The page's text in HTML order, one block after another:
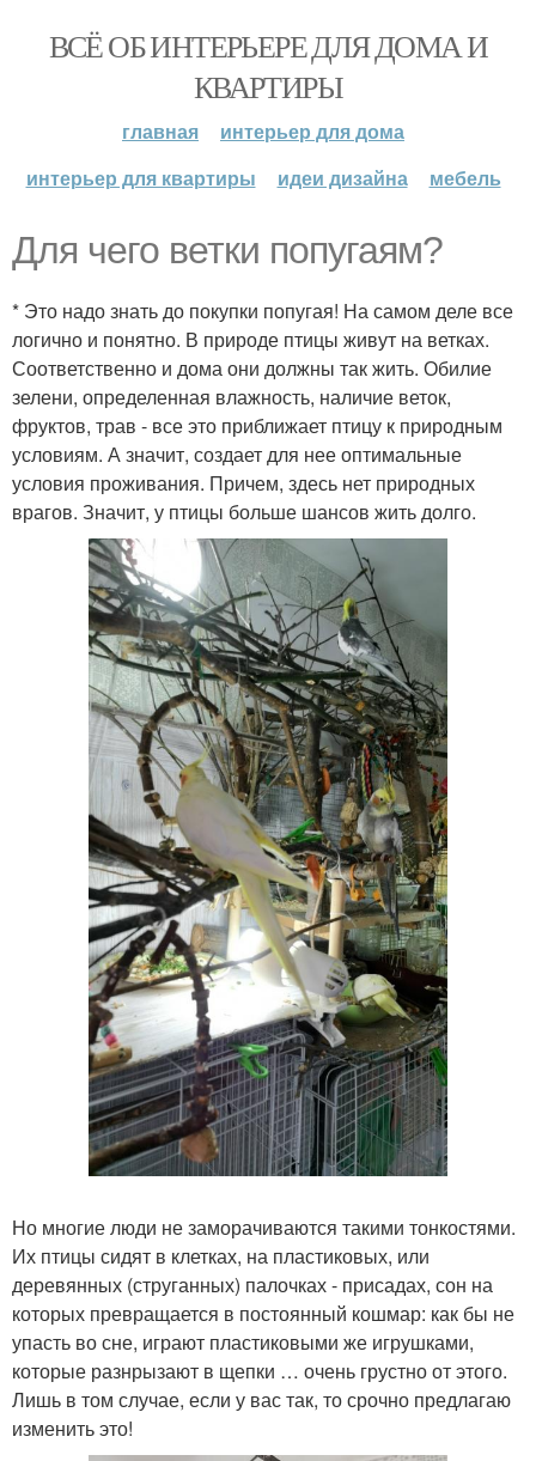
ВСЁ ОБ ИНТЕРЬЕРЕ ДЛЯ ДОМА И
КВАРТИРЫ
главная
интерьер для дома
интерьер для квартиры
идеи дизайна мебель
Для чего ветки попугаям?
* Это надо знать до покупки попугая! На самом деле все
логично и понятно. В природе птицы живут на ветках.
Соответственно и дома они должны так жить. Обилие
зелени, определенная влажность, наличие веток,
фруктов, трав - все это приближает птицу к природным
условиям. А значит, создает для нее оптимальные
условия проживания. Причем, здесь нет природных
врагов. Значит, у птицы больше шансов жить долго.
Но многие люди не заморачиваются такими тонкостями.
Их птицы сидят в клетках, на пластиковых, или
деревянных (струганных) палочках - присадах, сон на
которых превращается в постоянный кошмар: как бы не
упасть во сне, играют пластиковыми же игрушками,
которые разнрызают в щепки … очень грустно от этого.
Лишь в том случае, если у вас так, то срочно предлагаю
изменить это!